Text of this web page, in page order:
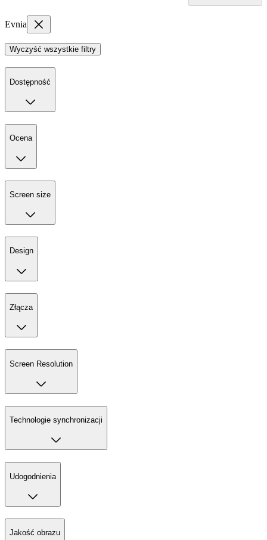
Evnia
Wyczyść wszystkie filtry
Dostępność
Ocena
Screen size
Design
Złącza
Screen Resolution
Technologie synchronizacji
Udogodnienia
Jakość obrazu